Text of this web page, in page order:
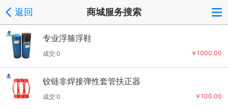
返回 商城服务搜索
专业浮箍浮鞋
￥1000.00
成交:0
铰链非焊接弹性套管扶正器
￥100.00
成交:0